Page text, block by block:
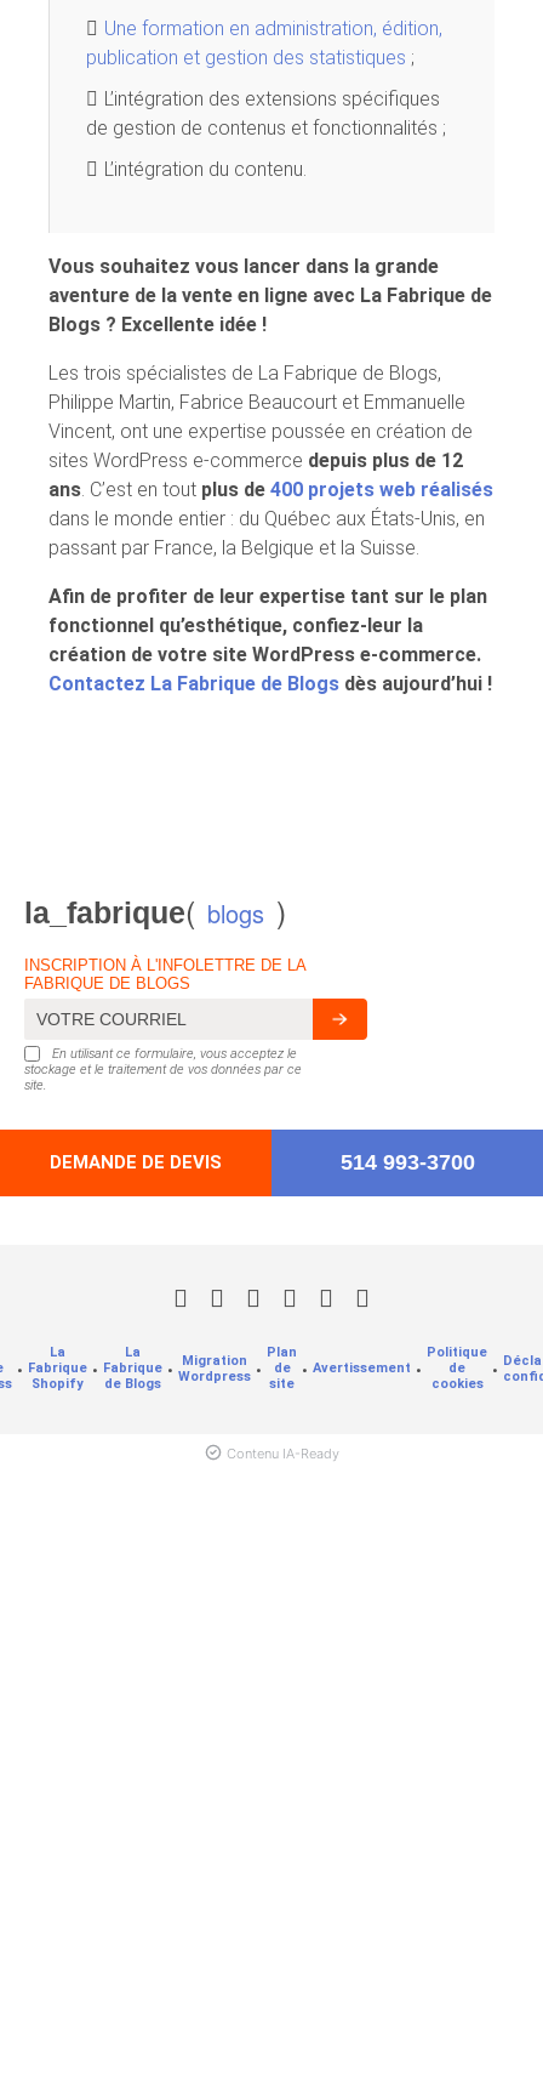
Une formation en administration, édition,
publication et gestion des statistiques ;
L’intégration des extensions spécifiques
de gestion de contenus et fonctionnalités ;
L’intégration du contenu.
Vous souhaitez vous lancer dans la grande
aventure de la vente en ligne avec La Fabrique de
Blogs ? Excellente idée !
Les trois spécialistes de La Fabrique de Blogs,
Philippe Martin, Fabrice Beaucourt et Emmanuelle
Vincent, ont une expertise poussée en création de
sites WordPress e-commerce depuis plus de 12
ans. C’est en tout plus de 400 projets web réalisés
dans le monde entier : du Québec aux États-Unis, en
passant par France, la Belgique et la Suisse.
Afin de profiter de leur expertise tant sur le plan
fonctionnel qu’esthétique, confiez-leur la
création de votre site WordPress e-commerce.
Contactez La Fabrique de Blogs dès aujourd’hui !
la_fabrique( blogs )
INSCRIPTION À L'INFOLETTRE DE LA
FABRIQUE DE BLOGS
En utilisant ce formulaire, vous acceptez le
stockage et le traitement de vos données par ce
site.
DEMANDE DE DEVIS 514 993-3700
•
La
Fabrique
Shopify
•
La
Fabrique
de Blogs
•
Migration
Wordpress •
Plan
de
site
• Avertissement •
Politique
de
cookies
•
Contenu IA-Ready